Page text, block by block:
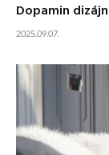
Dopamin
2025.09.07.